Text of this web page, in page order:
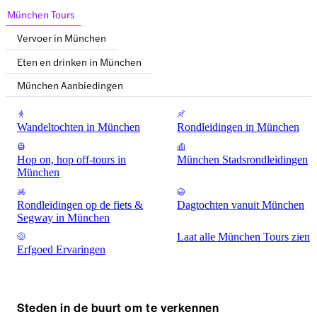
München Tours
Vervoer in München
Eten en drinken in München
München Aanbiedingen
Wandeltochten in München Rondleidingen in München
Hop on, hop off-tours in
München
München Stadsrondleidingen
Rondleidingen op de fiets &
Segway in München
Dagtochten vanuit München
Erfgoed Ervaringen
Laat alle München Tours zien
Steden in de buurt om te verkennen